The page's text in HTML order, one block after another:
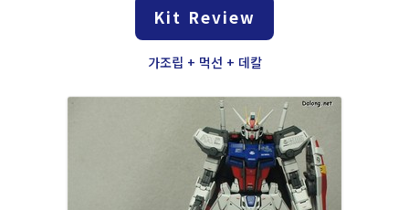
Kit Review
가조립 + 먹선 + 데칼